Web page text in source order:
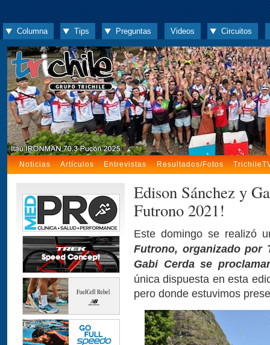
Columna Tips Preguntas Videos Circuitos
Noticias Artículos Entrevistas Resultados/Fotos
Edison Sánchez y
Futrono 2021!
Este domingo se realizó
Futrono, organizado por
Gabi Cerda se
única dispuesta en esta
pero donde estuvimos